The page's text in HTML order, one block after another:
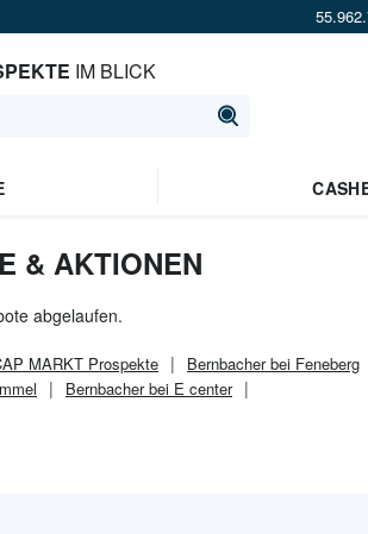
IM BLICK
& AKTIONEN
abgelaufen.
MARKT Prospekte
Bernbacher bei Feneberg
Bernbacher bei E center